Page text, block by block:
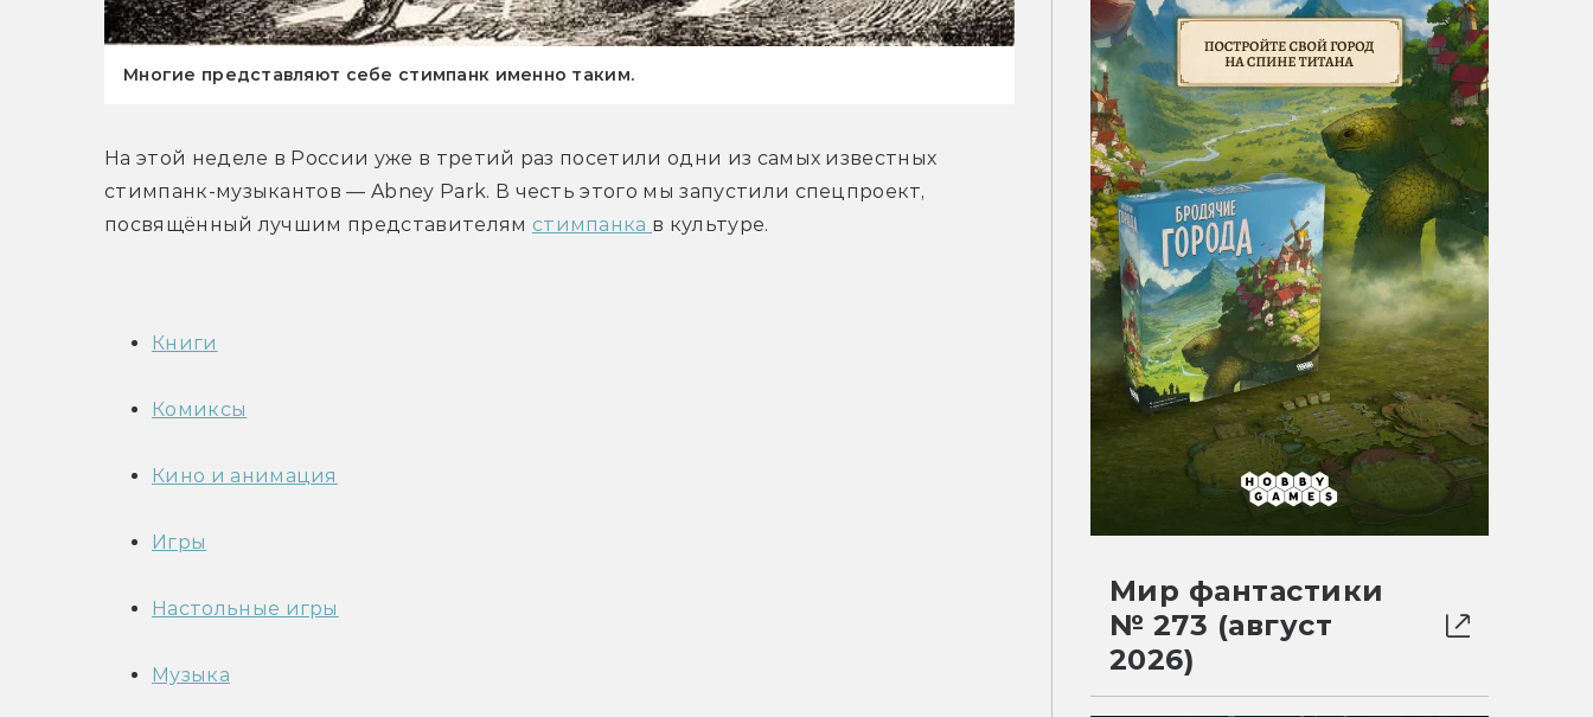
Многие представляют себе стимпанк именно таким.
На этой неделе в России уже в третий раз посетили одни из самых известных
стимпанк-музыкантов — Abney Park. В честь этого мы запустили спецпроект,
посвящённый лучшим представителям стимпанка в культуре.
Книги
Комиксы
Кино и анимация
Игры
Настольные игры
Музыка
Мир фантастики
№ 273 (август
2026)